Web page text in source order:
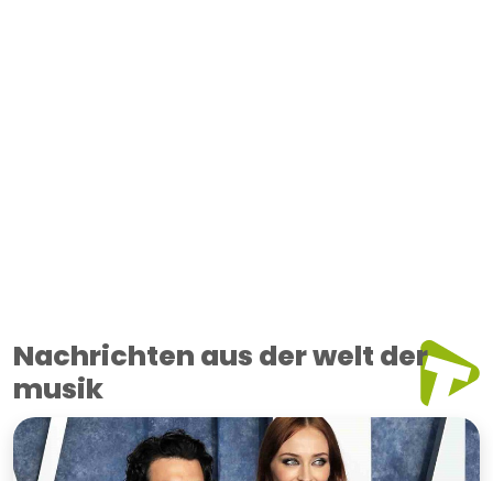
Nachrichten aus der welt der
musik